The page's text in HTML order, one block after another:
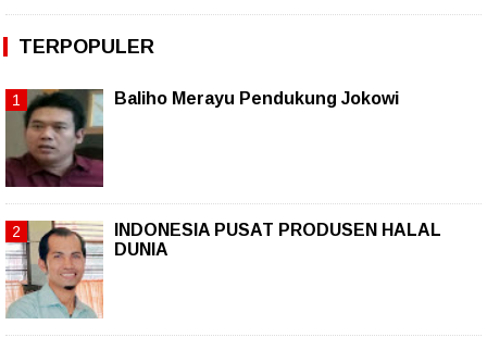
TERPOPULER
Baliho Merayu Pendukung Jokowi
INDONESIA PUSAT PRODUSEN HALAL
DUNIA